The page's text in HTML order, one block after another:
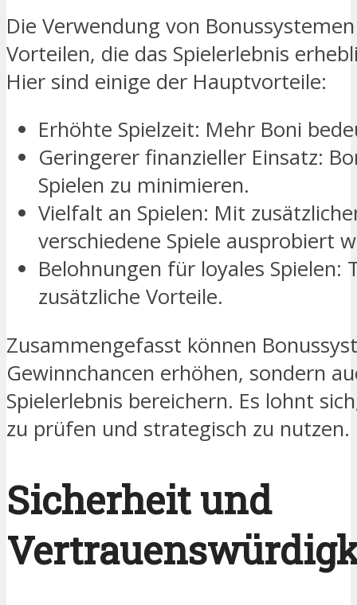
Die Verwendung von
Vorteilen, die das Spielerlebnis
Hier sind einige der Hauptvorteile:
Erhöhte Spielzeit: Mehr Boni
Geringerer finanzieller Einsatz:
Spielen zu minimieren.
Vielfalt an Spielen: Mit
verschiedene Spiele ausprobiert
Belohnungen für loyales
zusätzliche Vorteile.
Zusammengefasst können
Gewinnchancen erhöhen, sondern
Spielerlebnis bereichern. Es lohnt
zu prüfen und strategisch zu nutzen.
Sicherheit und